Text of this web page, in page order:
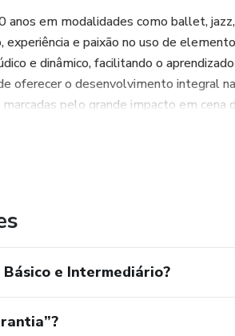
anos em modalidades como ballet,
e paixão no uso de
e dinâmico, facilitando o
oferecer o desenvolvimento integral
pelo grande impacto em cena
e Intermediário?